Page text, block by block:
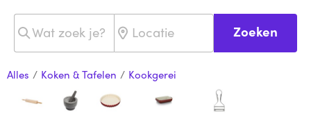
Zoeken
Alles / Koken & Tafelen / Kookgerei